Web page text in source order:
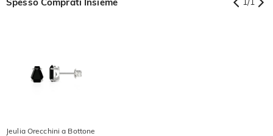
Jeulia Orecchini a Bottone